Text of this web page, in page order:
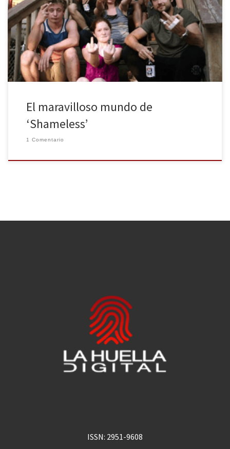
necesariamente tienen que ser de las que habla todo el mundo.
En esta vorágine que vivimos actualmente hay una pequeña gran
serie que sobrevive sin hacer mucho ruido y olvidada por el gran
público y las entregas […]
El maravilloso mundo de
‘Shameless’
1 Comentario
ISSN: 2951-9608